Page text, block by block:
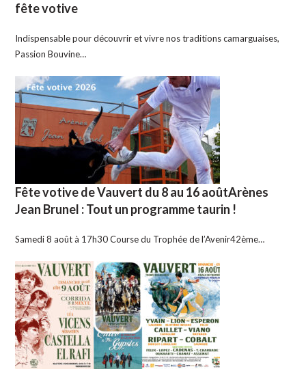
fête votive
Indispensable pour découvrir et vivre nos traditions camarguaises,
Passion Bouvine…
Fête votive de Vauvert du 8 au 16 aoûtArènes
Jean Brunel : Tout un programme taurin !
Samedi 8 août à 17h30 Course du Trophée de l’Avenir42ème…